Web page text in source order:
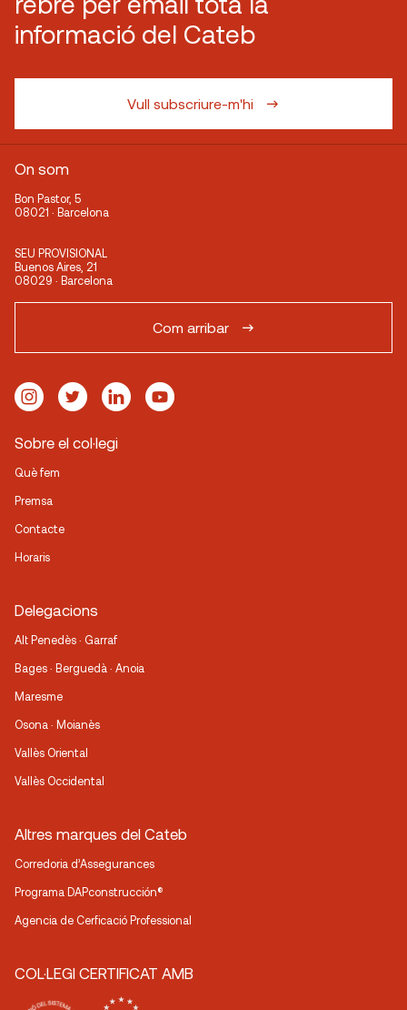
informació del Cateb
Vull subscriure-m'hi
On som
Bon Pastor, 5
08021 · Barcelona
SEU PROVISIONAL
Buenos Aires, 21
08029 · Barcelona
Com arribar
Sobre el col·legi
Què fem
Premsa
Contacte
Horaris
Delegacions
Alt Penedès · Garraf
Bages · Berguedà · Anoia
Maresme
Osona · Moianès
Vallès Oriental
Vallès Occidental
Altres marques del Cateb
Corredoria d’Assegurances
Programa DAPconstrucción®
Agencia de Cerficació Professional
COL·LEGI CERTIFICAT AMB